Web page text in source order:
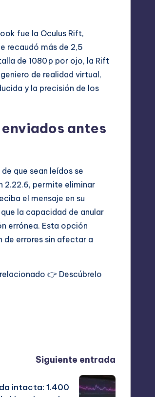
fue la Oculus Rift,
recaudó más de 2,5
de 1080 p por ojo, la Rift
de realidad virtual,
y la precisión de los
antes
que sean leídos se
2.22.6, permite eliminar
el mensaje en su
la capacidad de anular
errónea. Esta opción
errores sin afectar a
👉 Descúbrelo
Siguiente entrada
intacta: 1.400